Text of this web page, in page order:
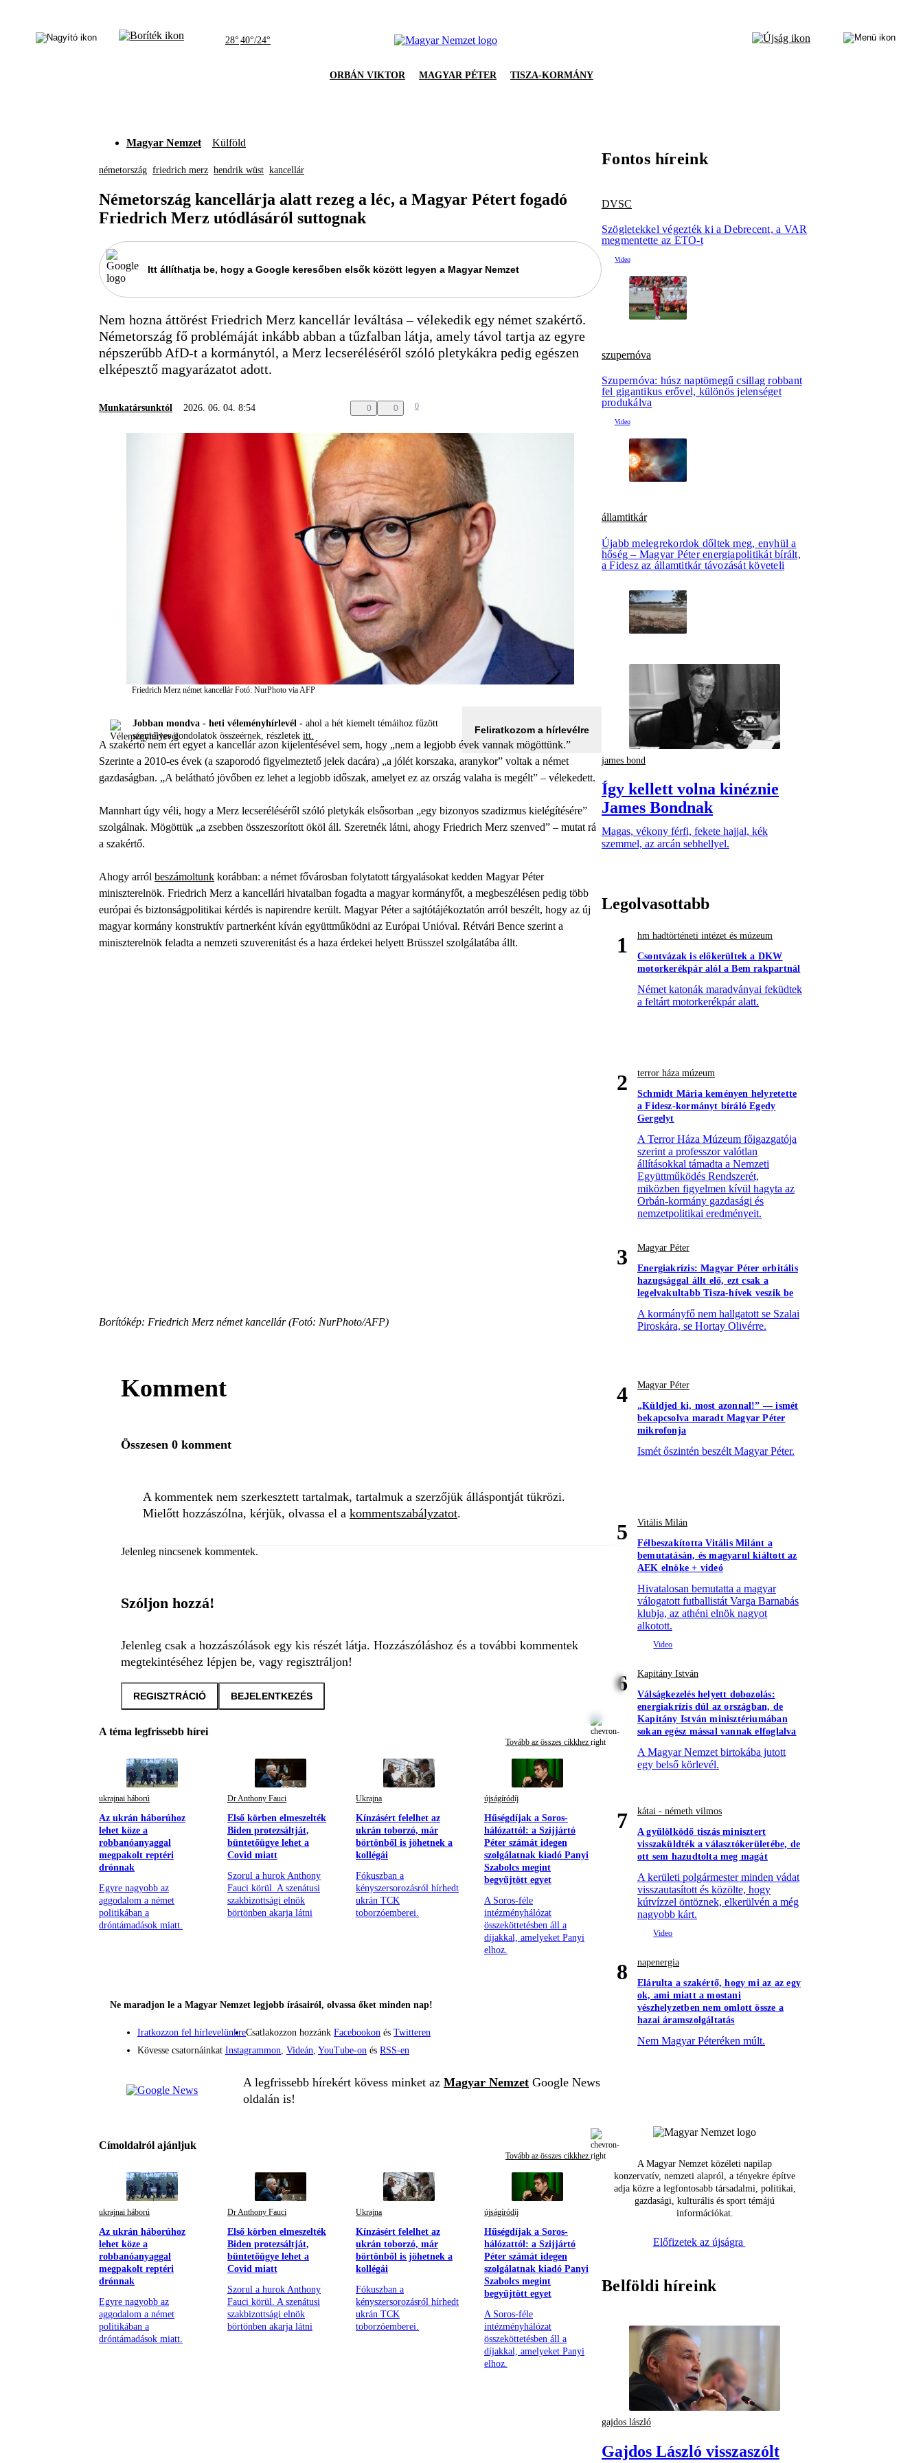
28° 40°/24°
ORBÁN VIKTOR MAGYAR PÉTER TISZA-KORMÁNY
Magyar Nemzet Külföld
németország friedrich merz hendrik wüst kancellár
Németország kancellárja alatt rezeg a léc, a Magyar Pétert fogadó
Friedrich Merz utódlásáról suttognak
Itt állíthatja be, hogy a Google keresőben elsők között legyen a Magyar Nemzet
Nem hozna áttörést Friedrich Merz kancellár leváltása – vélekedik egy német szakértő.
Németország fő problémáját inkább abban a tűzfalban látja, amely távol tartja az egyre
népszerűbb AfD-t a kormánytól, a Merz lecseréléséről szóló pletykákra pedig egészen
elképesztő magyarázatot adott.
Munkatársunktól 2026. 06. 04. 8:54 0 0 0
Friedrich Merz német kancellár Fotó: NurPhoto via AFP
Jobban mondva - heti véleményhírlevél - ahol a hét kiemelt témáihoz fűzött
személyes gondolatok összeérnek, részletek itt.
Feliratkozom a hírlevélre
A szakértő nem ért egyet a kancellár azon kijelentésével sem, hogy „nem a legjobb évek vannak mögöttünk.”
Szerinte a 2010-es évek (a szaporodó figyelmeztető jelek dacára) „a jólét korszaka, aranykor” voltak a német
gazdaságban. „A belátható jövőben ez lehet a legjobb időszak, amelyet ez az ország valaha is megélt” – vélekedett.
Mannhart úgy véli, hogy a Merz lecseréléséről szóló pletykák elsősorban „egy bizonyos szadizmus kielégítésére”
szolgálnak. Mögöttük „a zsebben összeszorított ököl áll. Szeretnék látni, ahogy Friedrich Merz szenved” – mutat rá
a szakértő.
Ahogy arról beszámoltunk korábban: a német fővárosban folytatott tárgyalásokat kedden Magyar Péter
miniszterelnök. Friedrich Merz a kancellári hivatalban fogadta a magyar kormányfőt, a megbeszélésen pedig több
európai és biztonságpolitikai kérdés is napirendre került. Magyar Péter a sajtótájékoztatón arról beszélt, hogy az új
magyar kormány konstruktív partnerként kíván együttműködni az Európai Unióval. Rétvári Bence szerint a
miniszterelnök feladta a nemzeti szuverenitást és a haza érdekei helyett Brüsszel szolgálatába állt.
Borítókép: Friedrich Merz német kancellár (Fotó: NurPhoto/AFP)
Komment
Összesen 0 komment
A kommentek nem szerkesztett tartalmak, tartalmuk a szerzőjük álláspontját tükrözi.
Mielőtt hozzászólna, kérjük, olvassa el a kommentszabályzatot.
Jelenleg nincsenek kommentek.
Szóljon hozzá!
Jelenleg csak a hozzászólások egy kis részét látja. Hozzászóláshoz és a további kommentek
megtekintéséhez lépjen be, vagy regisztráljon!
REGISZTRÁCIÓ BEJELENTKEZÉS
A téma legfrissebb hírei
Tovább az összes cikkhez
ukrajnai háború
Az ukrán háborúhoz
lehet köze a
robbanóanyaggal
megpakolt reptéri
drónnak
Egyre nagyobb az
aggodalom a német
politikában a
dróntámadások miatt.
Dr Anthony Fauci
Első körben elmeszelték
Biden protezsáltját,
büntetőügye lehet a
Covid miatt
Szorul a hurok Anthony
Fauci körül. A szenátusi
szakbizottsági elnök
börtönben akarja látni
Ukrajna
Kínzásért felelhet az
ukrán toborzó, már
börtönből is jöhetnek a
kollégái
Fókuszban a
kényszersorozásról hírhedt
ukrán TCK
toborzóemberei.
újságíródíj
Hűségdíjak a Soros-
hálózattól: a Szijjártó
Péter számát idegen
szolgálatnak kiadó Panyi
Szabolcs megint
begyűjtött egyet
A Soros-féle
intézményhálózat
összeköttetésben áll a
díjakkal, amelyeket Panyi
elhoz.
Ne maradjon le a Magyar Nemzet legjobb írásairól, olvassa őket minden nap!
Iratkozzon fel hírlevelünkreCsatlakozzon hozzánk Facebookon és Twitteren
Kövesse csatornáinkat Instagrammon, Videán, YouTube-on és RSS-en
A legfrissebb hírekért kövess minket az Magyar Nemzet Google News
oldalán is!
Címoldalról ajánljuk
Tovább az összes cikkhez
ukrajnai háború
Az ukrán háborúhoz
lehet köze a
robbanóanyaggal
megpakolt reptéri
drónnak
Egyre nagyobb az
aggodalom a német
politikában a
dróntámadások miatt.
Dr Anthony Fauci
Első körben elmeszelték
Biden protezsáltját,
büntetőügye lehet a
Covid miatt
Szorul a hurok Anthony
Fauci körül. A szenátusi
szakbizottsági elnök
börtönben akarja látni
Ukrajna
Kínzásért felelhet az
ukrán toborzó, már
börtönből is jöhetnek a
kollégái
Fókuszban a
kényszersorozásról hírhedt
ukrán TCK
toborzóemberei.
újságíródíj
Hűségdíjak a Soros-
hálózattól: a Szijjártó
Péter számát idegen
szolgálatnak kiadó Panyi
Szabolcs megint
begyűjtött egyet
A Soros-féle
intézményhálózat
összeköttetésben áll a
díjakkal, amelyeket Panyi
elhoz.
Fontos híreink
DVSC
Szögletekkel végezték ki a Debrecent, a VAR
megmentette az ETO-t
szupernóva
Szupernóva: húsz naptömegű csillag robbant
fel gigantikus erővel, különös jelenséget
produkálva
államtitkár
Újabb melegrekordok dőltek meg, enyhül a
hőség – Magyar Péter energiapolitikát bírált,
a Fidesz az államtitkár távozását követeli
james bond
Így kellett volna kinéznie
James Bondnak
Magas, vékony férfi, fekete hajjal, kék
szemmel, az arcán sebhellyel.
Legolvasottabb
1
hm hadtörténeti intézet és múzeum
Csontvázak is előkerültek a DKW
motorkerékpár alól a Bem rakpartnál
Német katonák maradványai feküdtek
a feltárt motorkerékpár alatt.
2
terror háza múzeum
Schmidt Mária keményen helyretette
a Fidesz-kormányt bíráló Egedy
Gergelyt
A Terror Háza Múzeum főigazgatója
szerint a professzor valótlan
állításokkal támadta a Nemzeti
Együttműködés Rendszerét,
miközben figyelmen kívül hagyta az
Orbán-kormány gazdasági és
nemzetpolitikai eredményeit.
3
Magyar Péter
Energiakrízis: Magyar Péter orbitális
hazugsággal állt elő, ezt csak a
legelvakultabb Tisza-hívek veszik be
A kormányfő nem hallgatott se Szalai
Piroskára, se Hortay Olivérre.
4
Magyar Péter
„Küldjed ki, most azonnal!” — ismét
bekapcsolva maradt Magyar Péter
mikrofonja
Ismét őszintén beszélt Magyar Péter.
5
Vitális Milán
Félbeszakította Vitális Milánt a
bemutatásán, és magyarul kiáltott az
AEK elnöke + videó
Hivatalosan bemutatta a magyar
válogatott futballistát Varga Barnabás
klubja, az athéni elnök nagyot
alkotott.
6
Kapitány István
Válságkezelés helyett dobozolás:
energiakrízis dúl az országban, de
Kapitány István minisztériumában
sokan egész mással vannak elfoglalva
A Magyar Nemzet birtokába jutott
egy belső körlevél.
7
kátai - németh vilmos
A gyűlölködő tiszás minisztert
visszaküldték a választókerületébe, de
ott sem hazudtolta meg magát
A kerületi polgármester minden vádat
visszautasított és közölte, hogy
kútvízzel öntöznek, elkerülvén a még
nagyobb kárt.
8
napenergia
Elárulta a szakértő, hogy mi az az egy
ok, ami miatt a mostani
vészhelyzetben nem omlott össze a
hazai áramszolgáltatás
Nem Magyar Péteréken múlt.
A Magyar Nemzet közéleti napilap
konzervatív, nemzeti alapról, a tényekre építve
adja közre a legfontosabb társadalmi, politikai,
gazdasági, kulturális és sport témájú
információkat.
Előfizetek az újságra
Belföldi híreink
gajdos lászló
Gajdos László visszaszólt